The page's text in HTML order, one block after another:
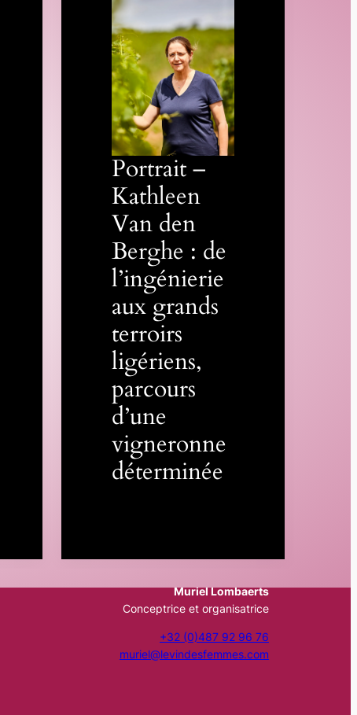
Portrait –
Kathleen
Van den
Berghe : de
l’ingénierie
aux grands
terroirs
ligériens,
parcours
d’une
vigneronne
déterminée
Muriel Lombaerts
Conceptrice et organisatrice
+32 (0)487 92 96 76
muriel@levindesfemmes.com